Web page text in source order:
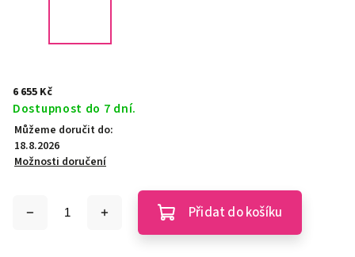
6 655 Kč
Dostupnost do 7 dní.
Můžeme doručit do:
18.8.2026
Možnosti doručení
Přidat do košíku